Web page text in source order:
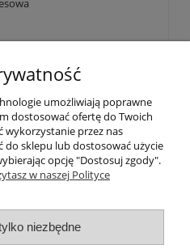
4 5 ... 58 »
POZYCJE
umożliwiają poprawne
dostosować ofertę do Twoich
wykorzystanie przez nas
do sklepu lub dostosować użycie
opcję "Dostosuj zgody".
w naszej Polityce
niezbędne